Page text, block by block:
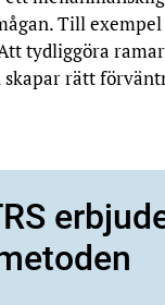
Till
tydliggöra
rätt